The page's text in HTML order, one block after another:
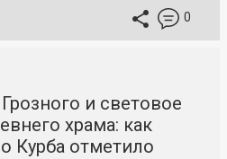
0
и световое
храма: как
Курба отметило